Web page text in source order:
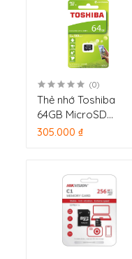
(0)
Thẻ nhớ Toshiba
64GB MicroSD
EXCERIA M203 UHS-1
305.000 ₫